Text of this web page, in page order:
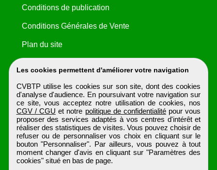
Les cookies permettent d'améliorer votre navigation
CVBTP utilise les cookies sur son site, dont des cookies
d'analyse d'audience. En poursuivant votre navigation sur
ce site, vous acceptez notre utilisation de cookies, nos
CGV / CGU et notre politique de confidentialité pour vous
proposer des services adaptés à vos centres d'intérêt et
réaliser des statistiques de visites. Vous pouvez choisir de
refuser ou de personnaliser vos choix en cliquant sur le
bouton "Personnaliser". Par ailleurs, vous pouvez à tout
moment changer d'avis en cliquant sur "Paramètres des
cookies" situé en bas de page.
Conditions de publication
Conditions Générales de Vente
Plan du site